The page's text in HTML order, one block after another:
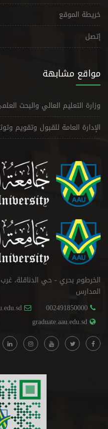
خريطة الموقع
إتصل
مواقع مشابهة
وزارة التعليم العالي والبحث
الإدارة العامة للقبول وتقويم
الخرطوم بحري - حي الدناقلة،
المدارس
002491850000
graduate.aau.edu.sd